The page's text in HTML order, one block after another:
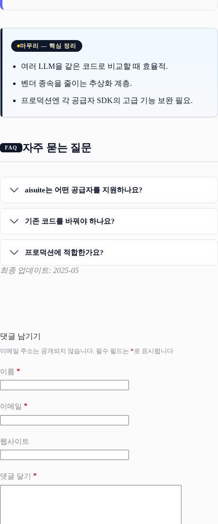
마무리 — 핵심 정리
여러 LLM을 같은 코드로 비교할 때 효율적.
벤더 종속을 줄이는 추상화 계층.
프로덕션엔 각 공급자 SDK의 고급 기능 보완 필요.
자주 묻는 질문
aisuite는 어떤 공급자를 지원하나요?
기존 코드를 바꿔야 하나요?
프로덕션에 적합한가요?
최종 업데이트: 2025-05
댓글 남기기
이메일 주소는 공개되지 않습니다. 필수 필드는 * 로 표시됩니다
이름 *
이메일 *
웹사이트
댓글 달기 *